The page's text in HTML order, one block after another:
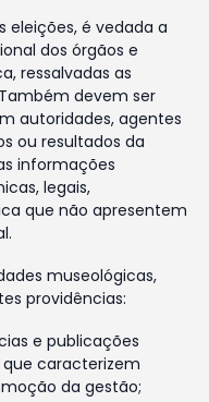
eleições, é vedada a
dos órgãos e
ressalvadas as
devem ser
autoridades, agentes
ou resultados da
informações
legais,
que não apresentem
museológicas,
providências:
e publicações
caracterizem
da gestão;